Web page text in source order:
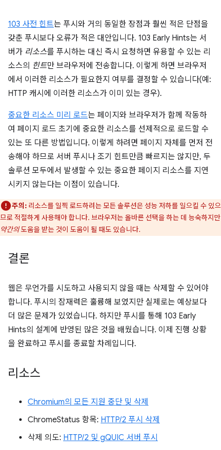
103 사전 힌트는 푸시와 거의 동일한 장점과 훨씬 적은 단점을
갖춘 푸시보다 오류가 적은 대안입니다. 103 Early Hints는 서
버가 리소스를 푸시하는 대신 즉시 요청하면 유용할 수 있는 리
소스의 힌트만 브라우저에 전송합니다. 이렇게 하면 브라우저
에서 이러한 리소스가 필요한지 여부를 결정할 수 있습니다(예:
HTTP 캐시에 이러한 리소스가 이미 있는 경우).
중요한 리소스 미리 로드는 페이지와 브라우저가 함께 작동하
여 페이지 로드 초기에 중요한 리소스를 선제적으로 로드할 수
있는 또 다른 방법입니다. 이렇게 하려면 페이지 자체를 먼저 전
송해야 하므로 서버 푸시나 조기 힌트만큼 빠르지는 않지만, 두
솔루션 모두에서 발생할 수 있는 중요한 페이지 리소스를 지연
시키지 않는다는 이점이 있습니다.
주의: 리소스를 일찍 로드하려는 모든 솔루션은 성능 저하를 일으킬 수 있으
므로 적절하게 사용해야 합니다. 브라우저는 올바른 선택을 하는 데 능숙하지만
약간의도움을 받는 것이 도움이 될 때도 있습니다.
결론
웹은 무언가를 시도하고 사용되지 않을 때는 삭제할 수 있어야
합니다. 푸시의 잠재력은 훌륭해 보였지만 실제로는 예상보다
더 많은 문제가 있었습니다. 하지만 푸시를 통해 103 Early
Hints의 설계에 반영된 많은 것을 배웠습니다. 이제 진행 상황
을 완료하고 푸시를 종료할 차례입니다.
리소스
Chromium의 모든 지원 중단 및 삭제
ChromeStatus 항목: HTTP/2 푸시 삭제
삭제 의도: HTTP/2 및 gQUIC 서버 푸시